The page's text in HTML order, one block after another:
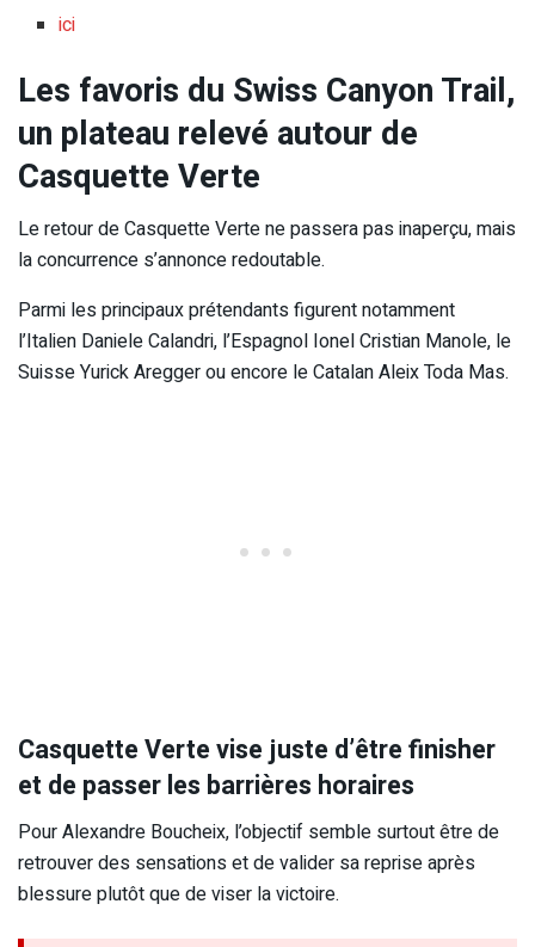
ici
Les favoris du Swiss Canyon Trail,
un plateau relevé autour de
Casquette Verte
Le retour de Casquette Verte ne passera pas inaperçu, mais
la concurrence s’annonce redoutable.
Parmi les principaux prétendants figurent notamment
l’Italien Daniele Calandri, l’Espagnol Ionel Cristian Manole, le
Suisse Yurick Aregger ou encore le Catalan Aleix Toda Mas.
Casquette Verte vise juste d’être finisher
et de passer les barrières horaires
Pour Alexandre Boucheix, l’objectif semble surtout être de
retrouver des sensations et de valider sa reprise après
blessure plutôt que de viser la victoire.